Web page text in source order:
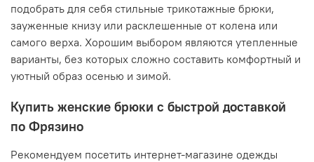
подобрать для себя стильные трикотажные брюки,
зауженные книзу или расклешенные от колена или
самого верха. Хорошим выбором являются утепленные
варианты, без которых сложно составить комфортный и
уютный образ осенью и зимой.
Купить женские брюки с быстрой доставкой
по Фрязино
Рекомендуем посетить интернет-магазине одежды